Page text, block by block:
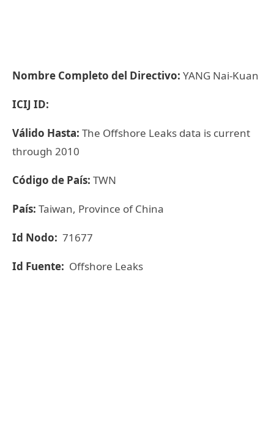
Nombre Completo del Directivo: YANG Nai-Kuan
ICIJ ID:
Válido Hasta: The Offshore Leaks data is current
through 2010
Código de País: TWN
País: Taiwan, Province of China
Id Nodo: 71677
Id Fuente: Offshore Leaks